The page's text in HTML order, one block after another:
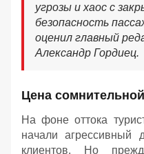
угрозы и хаос с
безопасность
оценил главный
Александр Гордиец.
Цена
На фоне оттока
начали агрессивный
клиентов. Но